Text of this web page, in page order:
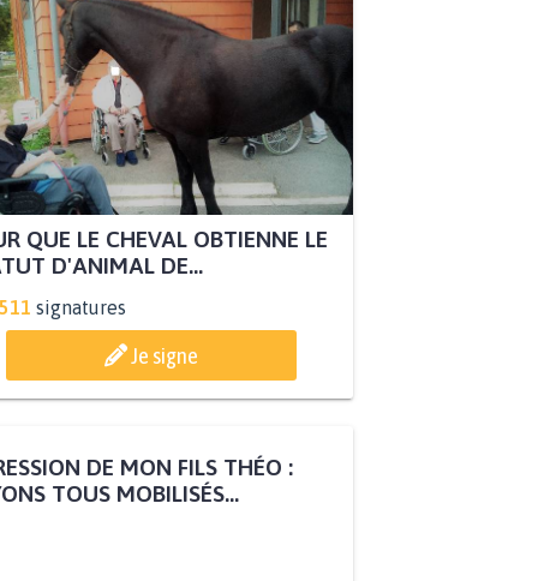
QUE LE CHEVAL OBTIENNE LE
D'ANIMAL DE...
signatures
Je signe